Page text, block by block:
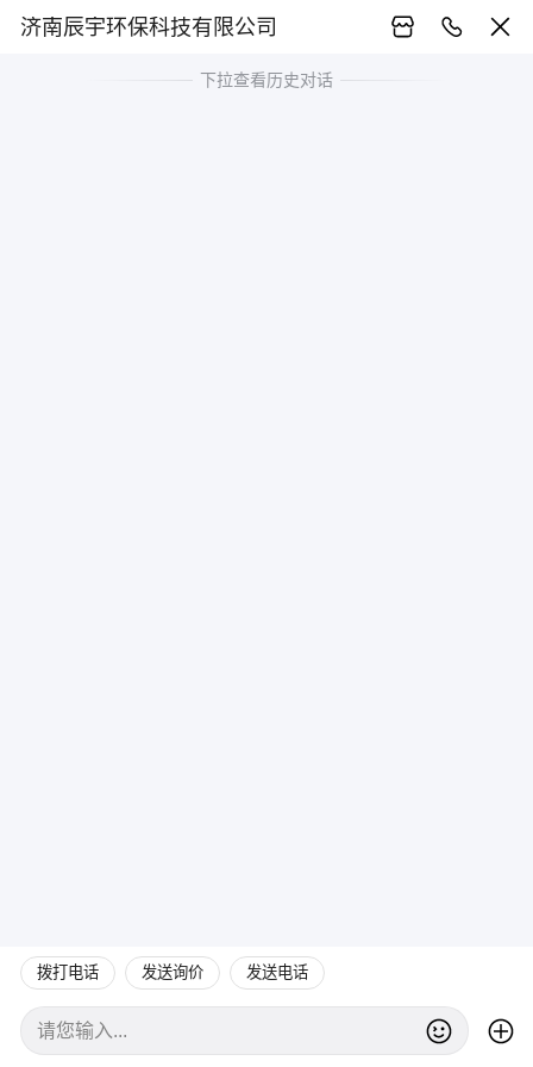
济南辰宇环保科技有限公司
下拉查看历史对话
拨打电话 发送询价 发送电话